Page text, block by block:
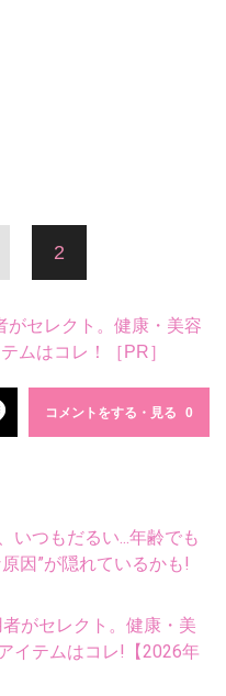
2
セレクト。健康・美容
ムはコレ！［PR］
コメントをする・見る
いつもだるい...年齢でも
因”が隠れているかも!
がセレクト。健康・美
イテムはコレ!【2026年